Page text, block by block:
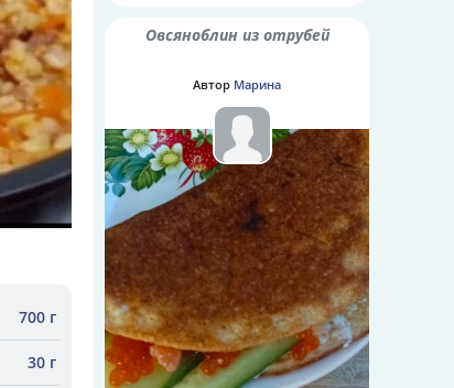
700 г
30 г
Овсяноблин из отрубей
Автор Марина